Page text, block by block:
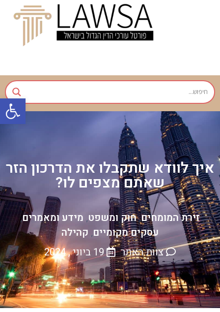
איך לוודא שתקבלו את הדרכון הזר
שאתם מצפים לו?
זירת המומחים, חוק ומשפט, מידע ומאמרים,
עסקים מקומיים, קהילה
צוות האתר
19 ביוני , 2024